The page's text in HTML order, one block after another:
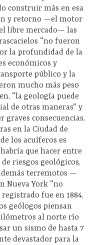
construir más en esa
y retorno —el motor
libre mercado— las
“no fueron
la profundidad de la
económicos y
público y la
mucho más peso
“la geología puede
de otras maneras” y
graves consecuencias,
en la Ciudad de
los acuíferos es
que hacer entre
riesgos geológicos,
terremotos —
Nueva York “no
fue en 1884,
geólogos piensan
al norte río
un sismo de hasta 7
devastador para la